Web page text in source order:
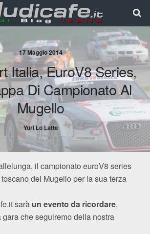
17 Maggio 2014
Italia, EuroV8 Series,
Di Campionato Al
Mugello
Yuri Lo Latte
il campionato euroV8 series
del Mugello per la sua terza
sarà un evento da ricordare,
gara che seguiremo della nostra